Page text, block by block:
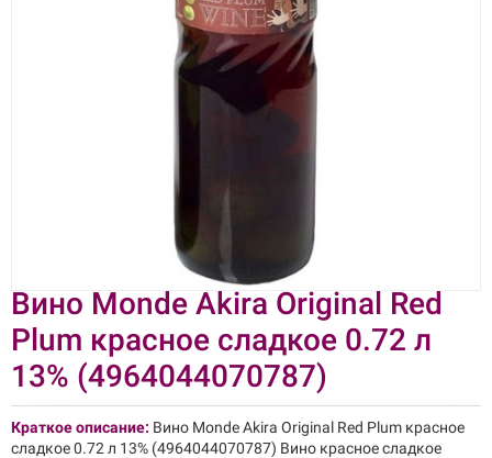
Вино Monde Akira Original Red
Plum красное сладкое 0.72 л
13% (4964044070787)
Краткое описание: Вино Monde Akira Original Red Plum красное
сладкое 0.72 л 13% (4964044070787) Вино красное сладкое